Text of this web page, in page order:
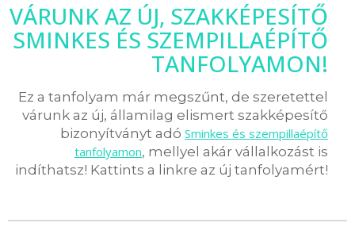
VÁRUNK AZ ÚJ, SZAKKÉPESÍTŐ
SMINKES ÉS SZEMPILLAÉPÍTŐ
TANFOLYAMON!
Ez a tanfolyam már megszűnt, de szeretettel
várunk az új, államilag elismert szakképesítő
bizonyítványt adó Sminkes és szempillaépítő
tanfolyamon, mellyel akár vállalkozást is
indíthatsz! Kattints a linkre az új tanfolyamért!